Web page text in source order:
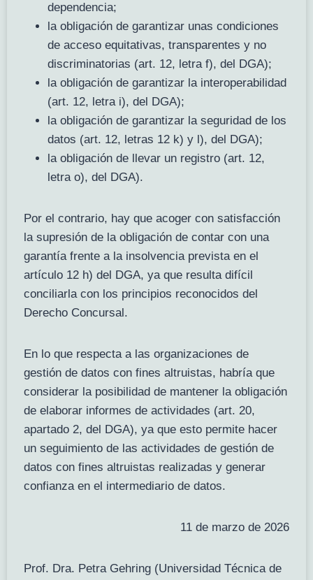
dependencia;
la obligación de garantizar unas condiciones
de acceso equitativas, transparentes y no
discriminatorias (art. 12, letra f), del DGA);
la obligación de garantizar la interoperabilidad
(art. 12, letra i), del DGA);
la obligación de garantizar la seguridad de los
datos (art. 12, letras 12 k) y l), del DGA);
la obligación de llevar un registro (art. 12,
letra o), del DGA).
Por el contrario, hay que acoger con satisfacción
la supresión de la obligación de contar con una
garantía frente a la insolvencia prevista en el
artículo 12 h) del DGA, ya que resulta difícil
conciliarla con los principios reconocidos del
Derecho Concursal.
En lo que respecta a las organizaciones de
gestión de datos con fines altruistas, habría que
considerar la posibilidad de mantener la obligación
de elaborar informes de actividades (art. 20,
apartado 2, del DGA), ya que esto permite hacer
un seguimiento de las actividades de gestión de
datos con fines altruistas realizadas y generar
confianza en el intermediario de datos.
11 de marzo de 2026
Prof. Dra. Petra Gehring (Universidad Técnica de